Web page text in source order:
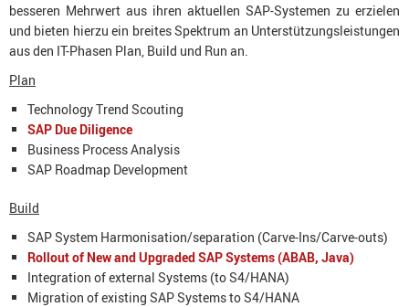
besseren Mehrwert aus ihren aktuellen SAP-Systemen zu erzielen
und bieten hierzu ein breites Spektrum an Unterstützungsleistungen
aus den IT-Phasen Plan, Build und Run an.
Plan
Technology Trend Scouting
SAP Due Diligence
Business Process Analysis
SAP Roadmap Development
Build
SAP System Harmonisation/separation (Carve-Ins/Carve-outs)
Rollout of New and Upgraded SAP Systems (ABAB, Java)
Integration of external Systems (to S4/HANA)
Migration of existing SAP Systems to S4/HANA